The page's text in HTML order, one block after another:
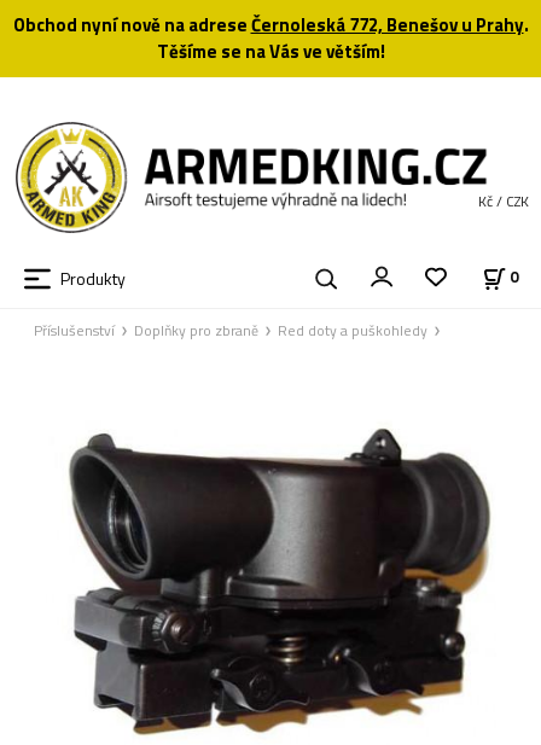
Obchod nyní nově na adreseČernoleská 772, Benešov u Prahy.
Těšíme se na Vás ve větším!
Produkty 0
Kč / CZK
Příslušenství Doplňky pro zbraně Red doty a puškohledy